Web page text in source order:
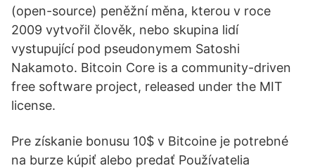
(open-source) peněžní měna, kterou v roce
2009 vytvořil člověk, nebo skupina lidí
vystupující pod pseudonymem Satoshi
Nakamoto. Bitcoin Core is a community-driven
free software project, released under the MIT
license.
Pre získanie bonusu 10$ v Bitcoine je potrebné
na burze kúpiť alebo predať Používatelia